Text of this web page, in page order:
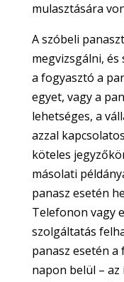
mulasztására
A szóbeli
megvizsgálni,
a fogyasztó a
egyet, vagy a
lehetséges, a
azzal
köteles
másolati
panasz esetén
Telefonon vagy
szolgáltatás
panasz esetén
napon belül –